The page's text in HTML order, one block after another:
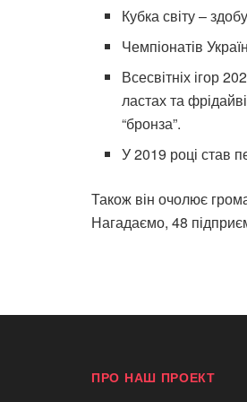
Кубка світу –
Чемпіонатів
Всесвітніх ігор
ластах та
“бронза”.
У 2019 році став
Також він очолює
Нагадаємо, 48
ПРО НАШ ПРОЕКТ